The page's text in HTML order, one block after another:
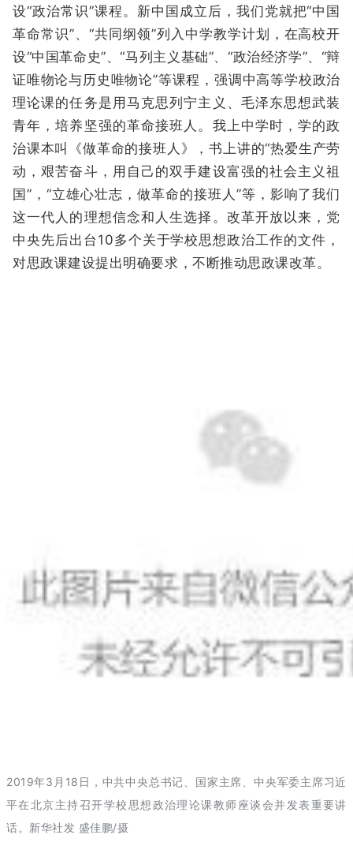
设“政治常识”课程。新中国成立后，我们党就把“中国
革命常识”、“共同纲领”列入中学教学计划，在高校开
设“中国革命史”、“马列主义基础”、“政治经济学”、“辩
证唯物论与历史唯物论”等课程，强调中高等学校政治
理论课的任务是用马克思列宁主义、毛泽东思想武装
青年，培养坚强的革命接班人。我上中学时，学的政
治课本叫《做革命的接班人》，书上讲的“热爱生产劳
动，艰苦奋斗，用自己的双手建设富强的社会主义祖
国”，“立雄心壮志，做革命的接班人”等，影响了我们
这一代人的理想信念和人生选择。改革开放以来，党
中央先后出台10多个关于学校思想政治工作的文件，
对思政课建设提出明确要求，不断推动思政课改革。
2019年3月18日，中共中央总书记、国家主席、中央军委主席习近
平在北京主持召开学校思想政治理论课教师座谈会并发表重要讲
话。新华社发 盛佳鹏/摄